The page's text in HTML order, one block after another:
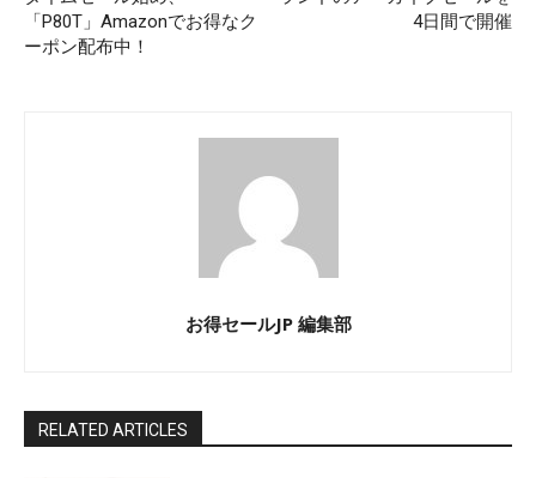
「P80T」Amazonでお得なク
ーポン配布中！
4日間で開催
お得セールJP 編集部
RELATED ARTICLES